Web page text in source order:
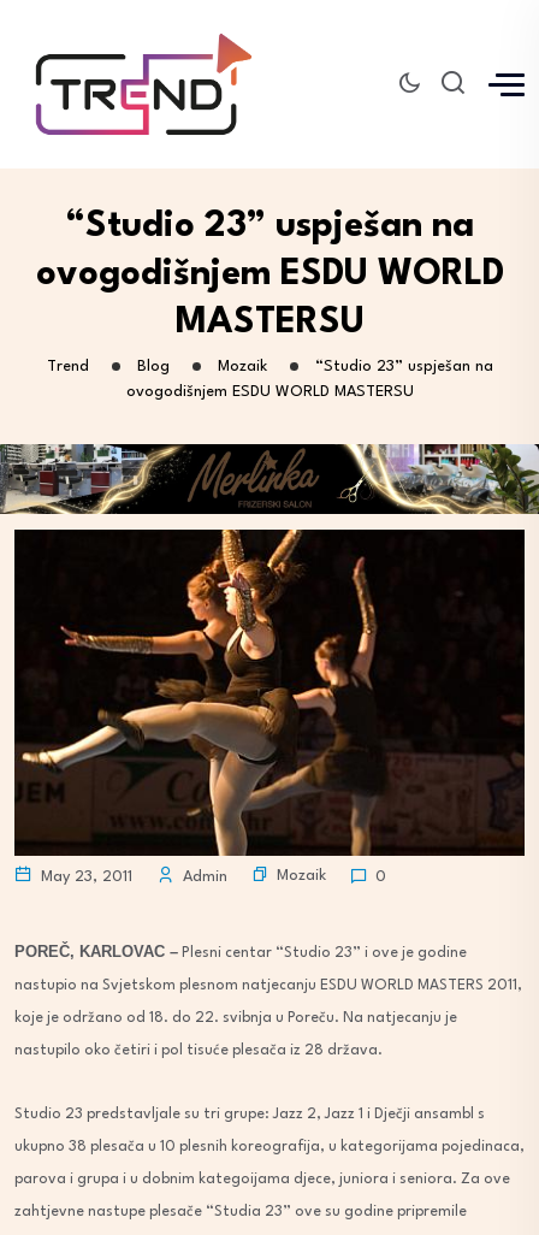
“Studio 23” uspješan na
ovogodišnjem ESDU WORLD
MASTERSU
Trend Blog Mozaik
“Studio 23” uspješan na
ovogodišnjem ESDU WORLD MASTERSU
May 23, 2011 Admin Mozaik 0
POREČ, KARLOVAC – Plesni centar “Studio 23” i ove je godine
nastupio na Svjetskom plesnom natjecanju ESDU WORLD MASTERS 2011,
koje je održano od 18. do 22. svibnja u Poreču. Na natjecanju je
nastupilo oko četiri i pol tisuće plesača iz 28 država.
Studio 23 predstavljale su tri grupe: Jazz 2, Jazz 1 i Dječji ansambl s
ukupno 38 plesača u 10 plesnih koreografija, u kategorijama pojedinaca,
parova i grupa i u dobnim kategoijama djece, juniora i seniora. Za ove
zahtjevne nastupe plesače “Studia 23” ove su godine pripremile